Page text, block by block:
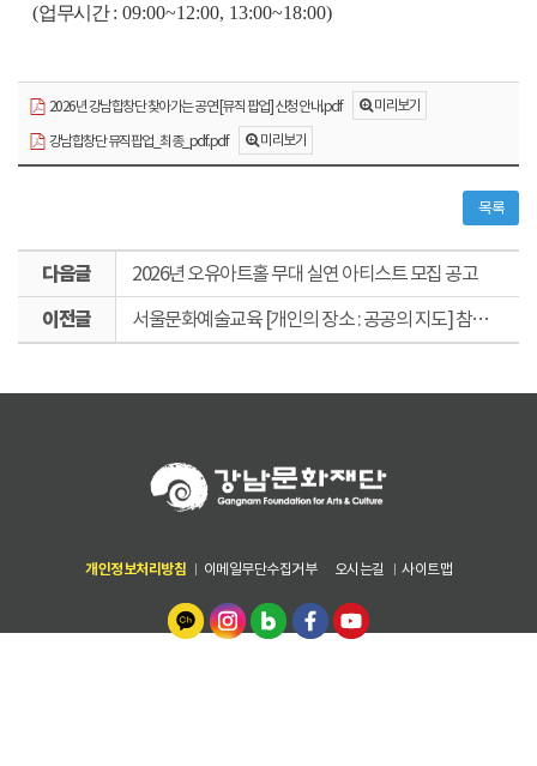
(업무시간: 09:00~12:00, 13:00~18:00)
2026년 강남합창단 찾아가는 공연 [뮤직 팝업] 신청 안내.pdf
미리보기
강남합창단 뮤직팝업_최종_pdf.pdf
미리보기
목록
2026년 오유아트홀 무대 실연 아티스트 모집 공고
서울문화예술교육 [개인의 장소 : 공공의 지도] 참여자 모집 공고 (정원 마감시까지 상시모집)
개인정보처리방침 이메일무단수집거부 오시는길 사이트맵